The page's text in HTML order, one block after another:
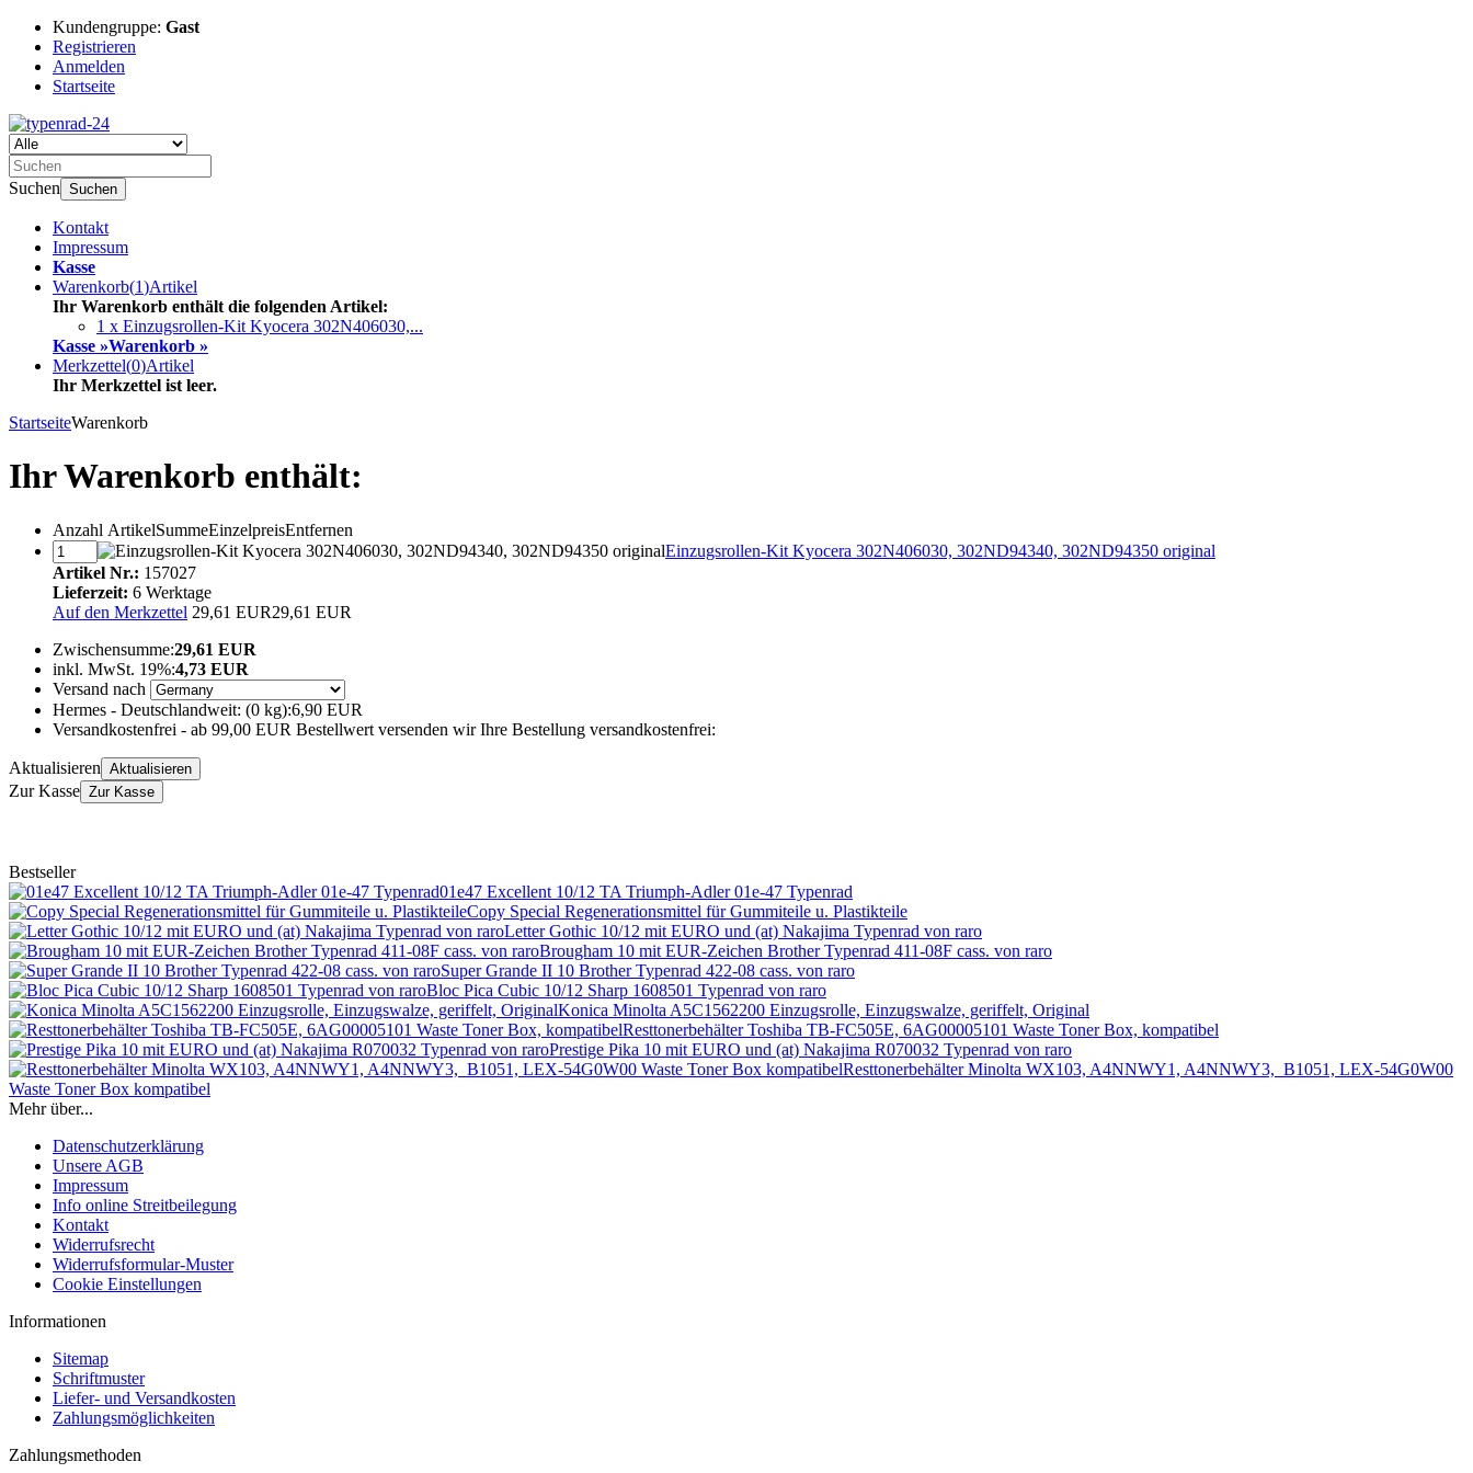
Kundengruppe: Gast
Registrieren
Anmelden
Startseite
Suchen Suchen
Kontakt
Impressum
Kasse
Warenkorb(1)Artikel
Ihr Warenkorb enthält die folgenden Artikel:
1 x Einzugsrollen-Kit Kyocera 302N406030,...
Kasse »Warenkorb »
Merkzettel(0)Artikel
Ihr Merkzettel ist leer.
StartseiteWarenkorb
Ihr Warenkorb enthält:
Anzahl ArtikelSummeEinzelpreisEntfernen
Einzugsrollen-Kit Kyocera 302N406030, 302ND94340, 302ND94350 original
Artikel Nr.: 157027
Lieferzeit: 6 Werktage
Auf den Merkzettel 29,61 EUR29,61 EUR
Zwischensumme:29,61 EUR
inkl. MwSt. 19%:4,73 EUR
Versand nach
Hermes - Deutschlandweit: (0 kg):6,90 EUR
Versandkostenfrei - ab 99,00 EUR Bestellwert versenden wir Ihre Bestellung versandkostenfrei:
Aktualisieren Aktualisieren
Zur Kasse Zur Kasse
Bestseller
01e47 Excellent 10/12 TA Triumph-Adler 01e-47 Typenrad
Copy Special Regenerationsmittel für Gummiteile u. Plastikteile
Letter Gothic 10/12 mit EURO und (at) Nakajima Typenrad von raro
Brougham 10 mit EUR-Zeichen Brother Typenrad 411-08F cass. von raro
Super Grande II 10 Brother Typenrad 422-08 cass. von raro
Bloc Pica Cubic 10/12 Sharp 1608501 Typenrad von raro
Konica Minolta A5C1562200 Einzugsrolle, Einzugswalze, geriffelt, Original
Resttonerbehälter Toshiba TB-FC505E, 6AG00005101 Waste Toner Box, kompatibel
Prestige Pika 10 mit EURO und (at) Nakajima R070032 Typenrad von raro
Resttonerbehälter Minolta WX103, A4NNWY1, A4NNWY3, B1051, LEX-54G0W00
Waste Toner Box kompatibel
Mehr über...
Datenschutzerklärung
Unsere AGB
Impressum
Info online Streitbeilegung
Kontakt
Widerrufsrecht
Widerrufsformular-Muster
Cookie Einstellungen
Informationen
Sitemap
Schriftmuster
Liefer- und Versandkosten
Zahlungsmöglichkeiten
Zahlungsmethoden